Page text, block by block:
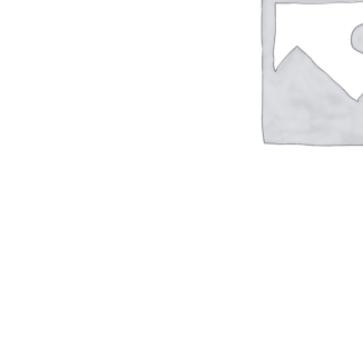
Todas las categorías